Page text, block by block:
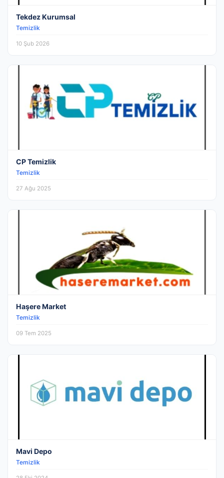
Tekdez Kurumsal
Temizlik
10 Şub 2026
CP Temizlik
Temizlik
27 Ağu 2025
Haşere Market
Temizlik
09 Tem 2025
Mavi Depo
Temizlik